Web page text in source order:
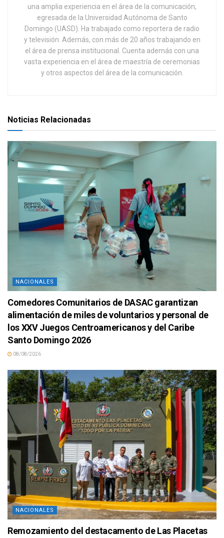
una amplia experiencia en el área de la comunicación,
egresada de la Universidad Autónoma de Santo
Domingo (UASD). Ha trabajado como reportera de radio
y televisión. Además, con más de 20 años trabajando en
el área de prensa institucional. Cuenta además con una
vasta experiencia en el área de maestría de ceremonias
y otros aspectos del área de la comunicación.
Noticias Relacionadas
NACIONALES
Comedores Comunitarios de DASAC garantizan
alimentación de miles de voluntarios y personal de
los XXV Juegos Centroamericanos y del Caribe
Santo Domingo 2026
08/08/2026
NACIONALES
Remozamiento del destacamento de Las Placetas